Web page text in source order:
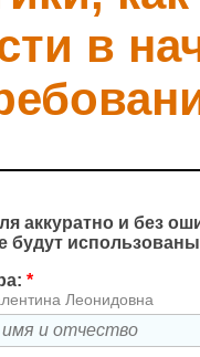
в
аккуратно и без
будут
*
Леонидовна